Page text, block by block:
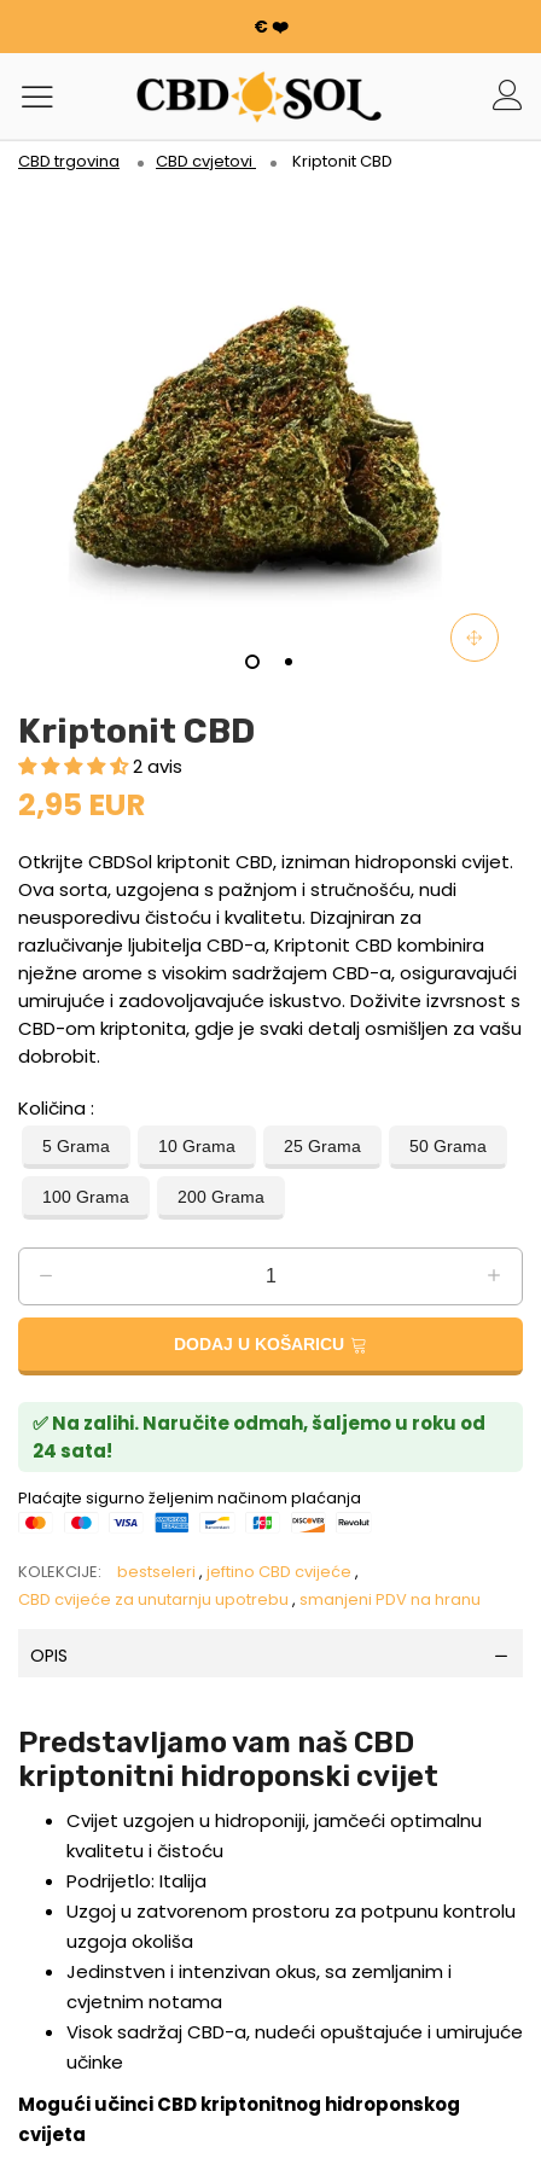
€ ❤️
WATERMELON CBD OD 0,30 €/g 🍉!
NARUDŽBE SE UDVOSTRUČUJU ✨
100 g cvijeća ili smole nudi se za svakih potrošenih 100
€ ❤️
WATERMELON CBD OD 0,30 €/g 🍉!
CBD trgovina CBD cvjetovi Kriptonit CBD
Kriptonit CBD
2 avis
2,95 EUR
Otkrijte CBDSol kriptonit CBD, izniman hidroponski cvijet.
Ova sorta, uzgojena s pažnjom i stručnošću, nudi
neusporedivu čistoću i kvalitetu. Dizajniran za
razlučivanje ljubitelja CBD-a, Kriptonit CBD kombinira
nježne arome s visokim sadržajem CBD-a, osiguravajući
umirujuće i zadovoljavajuće iskustvo. Doživite izvrsnost s
CBD-om kriptonita, gdje je svaki detalj osmišljen za vašu
dobrobit.
Količina
5 Grama 10 Grama 25 Grama 50 Grama
100 Grama 200 Grama
DODAJ U KOŠARICU
✅ Na zalihi. Naručite odmah, šaljemo u roku od
24 sata!
Plaćajte sigurno željenim načinom plaćanja
KOLEKCIJE: bestseleri , jeftino CBD cvijeće ,
CBD cvijeće za unutarnju upotrebu , smanjeni PDV na hranu
OPIS
Predstavljamo vam naš CBD
kriptonitni hidroponski cvijet
Cvijet uzgojen u hidroponiji, jamčeći optimalnu
kvalitetu i čistoću
Podrijetlo: Italija
Uzgoj u zatvorenom prostoru za potpunu kontrolu
uzgoja okoliša
Jedinstven i intenzivan okus, sa zemljanim i
cvjetnim notama
Visok sadržaj CBD-a, nudeći opuštajuće i umirujuće
učinke
Mogući učinci CBD kriptonitnog hidroponskog
cvijeta